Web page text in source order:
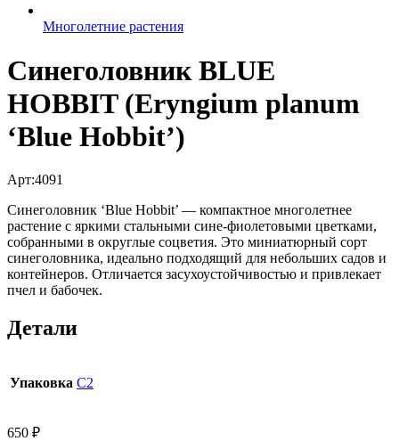
Многолетние растения
Синеголовник BLUE
HOBBIT (Eryngium planum
‘Blue Hobbit’)
Арт:4091
Синеголовник ‘Blue Hobbit’ — компактное многолетнее
растение с яркими стальными сине-фиолетовыми цветками,
собранными в округлые соцветия. Это миниатюрный сорт
синеголовника, идеально подходящий для небольших садов и
контейнеров. Отличается засухоустойчивостью и привлекает
пчел и бабочек.
Детали
Упаковка С2
650 ₽